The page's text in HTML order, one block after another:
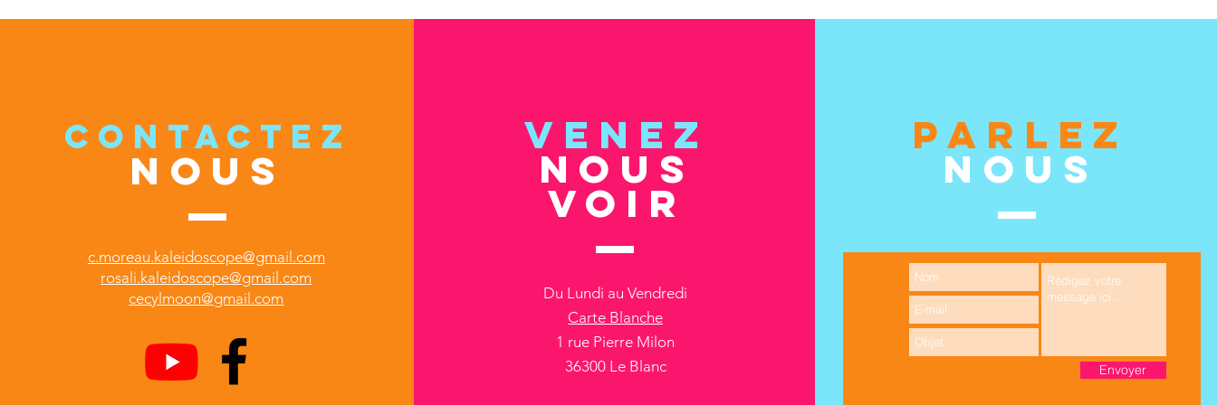
CONTACTEZ
NOUS
c.moreau.kaleidoscope@gmail.com
rosali.kaleidoscope@gmail.com
cecylmoon@gmail.com
VENEZ
NOUS
VOIR
Du Lundi au Vendredi
Carte Blanche
1 rue Pierre Milon
36300 Le Blanc
PARLEZ
NOUS
Envoyer